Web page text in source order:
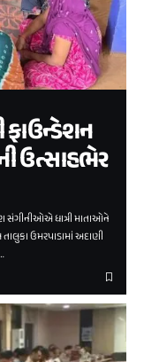
ફાઉન્ડેશન
ઉત્સાહભેર
સંગીનીઓએ ધાત્રી માતાઓને
ઉમરપાડામાં અદાણી